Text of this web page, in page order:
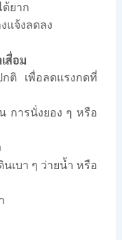
ด้ยาก
แจ้งลดลง
สื่อม
ติ เพื่อลดแรงกดที่
การนั่งยอง ๆ หรือ
เบา ๆ ว่ายน้ำ หรือ